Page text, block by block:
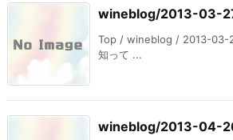
wineblog/2013-03-
Top / wineblog / 2013-03-
知って ...
wineblog/2013-04-